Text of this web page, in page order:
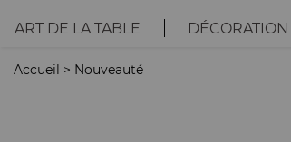
ART DE LA TABLE DÉCORATION
Accueil > Nouveauté